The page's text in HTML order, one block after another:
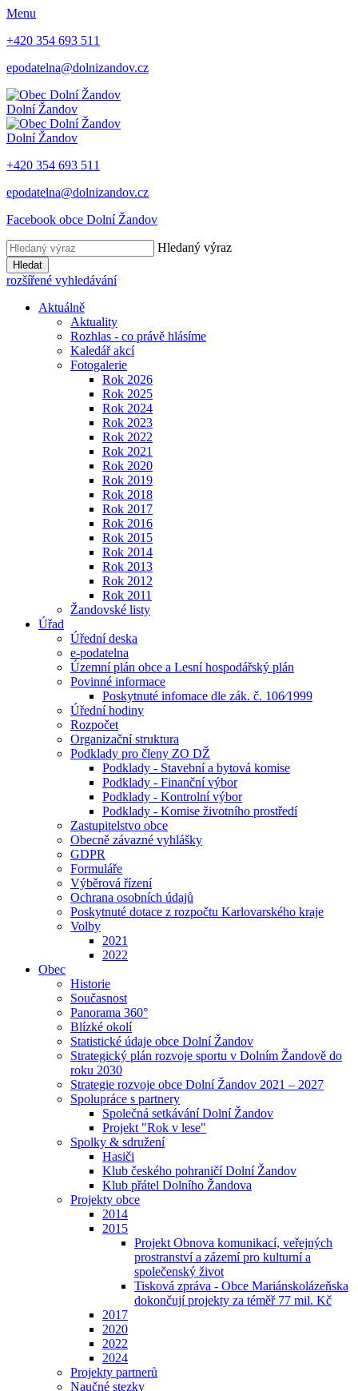
Menu
+420 354 693 511
epodatelna@dolnizandov.cz
Dolní Žandov
Dolní Žandov
+420 354 693 511
epodatelna@dolnizandov.cz
Facebook obce Dolní Žandov
Hledaný výraz
Hledat
rozšířené vyhledávání
Aktuálně
Aktuality
Rozhlas - co právě hlásíme
Kaledář akcí
Fotogalerie
Rok 2026
Rok 2025
Rok 2024
Rok 2023
Rok 2022
Rok 2021
Rok 2020
Rok 2019
Rok 2018
Rok 2017
Rok 2016
Rok 2015
Rok 2014
Rok 2013
Rok 2012
Rok 2011
Žandovské listy
Úřad
Úřední deska
e-podatelna
Územní plán obce a Lesní hospodářský plán
Povinné informace
Poskytnuté infomace dle zák. č. 106⁄1999
Úřední hodiny
Rozpočet
Organizační struktura
Podklady pro členy ZO DŽ
Podklady - Stavební a bytová komise
Podklady - Finanční výbor
Podklady - Kontrolní výbor
Podklady - Komise životního prostředí
Zastupitelstvo obce
Obecně závazné vyhlášky
GDPR
Formuláře
Výběrová řízení
Ochrana osobních údajů
Poskytnuté dotace z rozpočtu Karlovarského kraje
Volby
2021
2022
Obec
Historie
Současnost
Panorama 360°
Blízké okolí
Statistické údaje obce Dolní Žandov
Strategický plán rozvoje sportu v Dolním Žandově do
roku 2030
Strategie rozvoje obce Dolní Žandov 2021 – 2027
Spolupráce s partnery
Společná setkávání Dolní Žandov
Projekt "Rok v lese"
Spolky & sdružení
Hasiči
Klub českého pohraničí Dolní Žandov
Klub přátel Dolního Žandova
Projekty obce
2014
2015
Projekt Obnova komunikací, veřejných
prostranství a zázemí pro kulturní a
společenský život
Tisková zpráva - Obce Mariánskolázeňska
dokončují projekty za téměř 77 mil. Kč
2017
2020
2022
2024
Projekty partnerů
Naučné stezky